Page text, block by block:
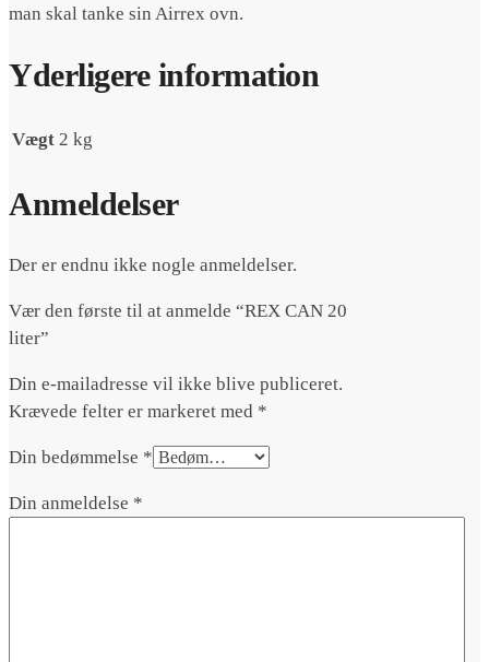
man skal tanke sin Airrex ovn.
Yderligere information
Vægt 2 kg
Anmeldelser
Der er endnu ikke nogle anmeldelser.
Vær den første til at anmelde “REX CAN 20
liter”
Din e-mailadresse vil ikke blive publiceret.
Krævede felter er markeret med *
Din bedømmelse *
Din anmeldelse *